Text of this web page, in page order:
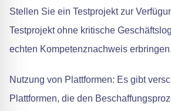
Stellen Sie ein Testprojekt zur
Testprojekt ohne kritische
echten Kompetenznachweis erbringen.
Nutzung von Plattformen: Es gibt
Plattformen, die den